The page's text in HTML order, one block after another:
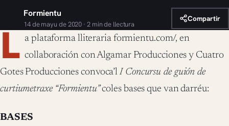
Formientu
14 de mayu de 2020 · 2 min de llectura
Compartir
L a plataforma lliteraria formientu.com/, en
collaboración con Algamar Producciones y Cuatro
Gotes Producciones convoca’lI Concursu de guión de
curtiumetraxe “Formientu”coles bases que van darréu:
BASES